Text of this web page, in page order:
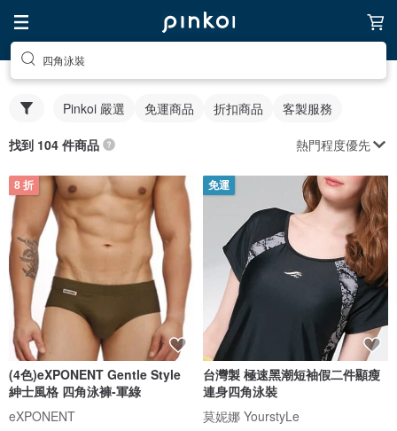
四角泳裝
Pinkoi 嚴選 免運商品 折扣商品 客製服務
找到 104 件商品 熱門程度優先
8 折
(4色)eXPONENT Gentle Style
紳士風格 四角泳褲-軍綠
eXPONENT
免運
台灣製 極速黑潮短袖假二件顯瘦
連身四角泳裝
莫妮娜 YourstyLe